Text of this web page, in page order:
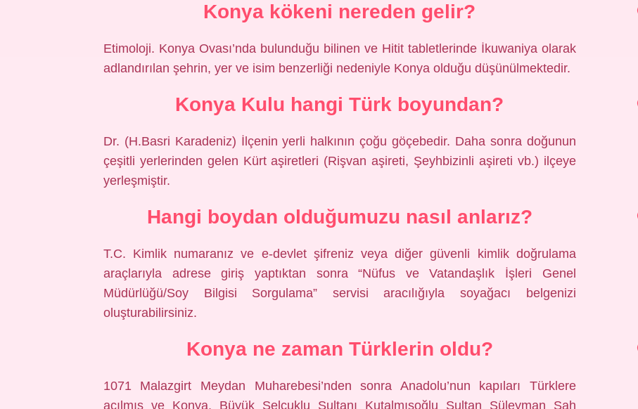
Konya kökeni nereden gelir?
Etimoloji. Konya Ovası’nda bulunduğu bilinen ve Hitit tabletlerinde İkuwaniya olarak
adlandırılan şehrin, yer ve isim benzerliği nedeniyle Konya olduğu düşünülmektedir.
Konya Kulu hangi Türk boyundan?
Dr. (H.Basri Karadeniz) İlçenin yerli halkının çoğu göçebedir. Daha sonra doğunun
çeşitli yerlerinden gelen Kürt aşiretleri (Rişvan aşireti, Şeyhbizinli aşireti vb.) ilçeye
yerleşmiştir.
Hangi boydan olduğumuzu nasıl anlarız?
T.C. Kimlik numaranız ve e-devlet şifreniz veya diğer güvenli kimlik doğrulama
araçlarıyla adrese giriş yaptıktan sonra “Nüfus ve Vatandaşlık İşleri Genel
Müdürlüğü/Soy Bilgisi Sorgulama” servisi aracılığıyla soyağacı belgenizi
oluşturabilirsiniz.
Konya ne zaman Türklerin oldu?
1071 Malazgirt Meydan Muharebesi’nden sonra Anadolu’nun kapıları Türklere
açılmış ve Konya, Büyük Selçuklu Sultanı Kutalmışoğlu Sultan Süleyman Şah